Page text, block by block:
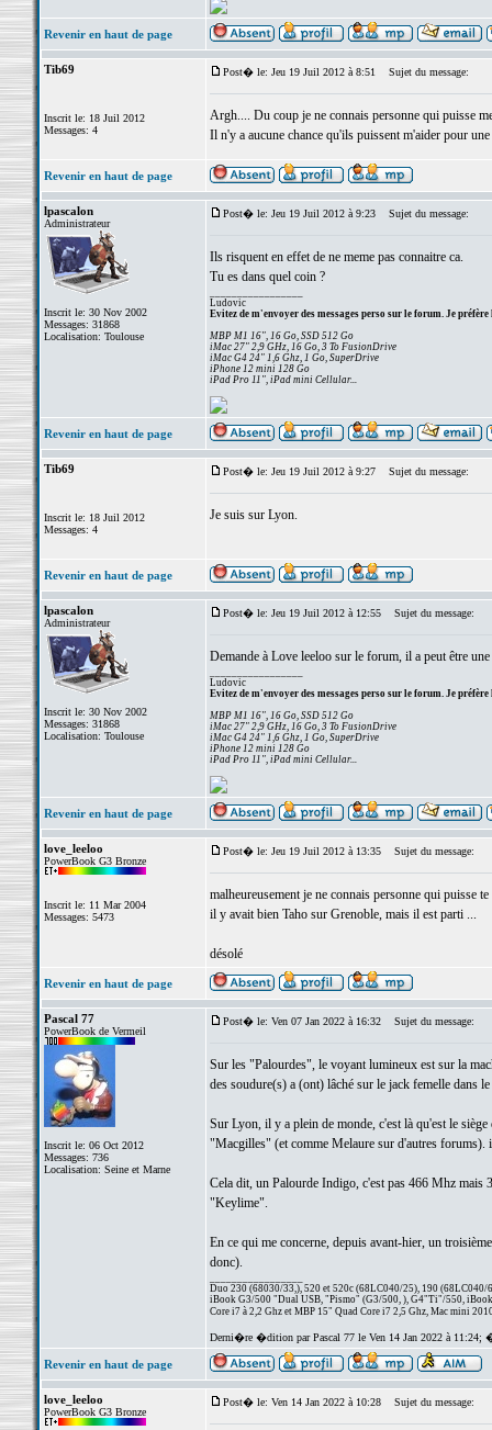
Revenir en haut de page
Tib69
Inscrit le: 18 Juil 2012
Messages: 4
Post� le: Jeu 19 Juil 2012 à 8:51 Sujet du message:
Argh.... Du coup je ne connais personne qui puisse
Il n'y a aucune chance qu'ils puissent m'aider pour
Revenir en haut de page
lpascalon
Administrateur
Inscrit le: 30 Nov 2002
Messages: 31868
Localisation: Toulouse
Post� le: Jeu 19 Juil 2012 à 9:23 Sujet du message:
Ils risquent en effet de ne meme pas connaitre ca.
Tu es dans quel coin ?
Ludovic
Evitez de m'envoyer des messages perso sur le forum. Je préfère
MBP M1 16", 16 Go, SSD 512 Go
iMac 27" 2,9 GHz, 16 Go, 3 To FusionDrive
iMac G4 24" 1,6 Ghz, 1 Go, SuperDrive
iPhone 12 mini 128 Go
iPad Pro 11", iPad mini Cellular...
Revenir en haut de page
Tib69
Inscrit le: 18 Juil 2012
Messages: 4
Post� le: Jeu 19 Juil 2012 à 9:27 Sujet du message:
Je suis sur Lyon.
Revenir en haut de page
lpascalon
Administrateur
Inscrit le: 30 Nov 2002
Messages: 31868
Localisation: Toulouse
Post� le: Jeu 19 Juil 2012 à 12:55 Sujet du message:
Demande à Love leeloo sur le forum, il a peut être une
Ludovic
Evitez de m'envoyer des messages perso sur le forum. Je préfère
MBP M1 16", 16 Go, SSD 512 Go
iMac 27" 2,9 GHz, 16 Go, 3 To FusionDrive
iMac G4 24" 1,6 Ghz, 1 Go, SuperDrive
iPhone 12 mini 128 Go
iPad Pro 11", iPad mini Cellular...
Revenir en haut de page
love_leeloo
PowerBook G3 Bronze
Inscrit le: 11 Mar 2004
Messages: 5473
Post� le: Jeu 19 Juil 2012 à 13:35 Sujet du message:
malheureusement je ne connais personne qui puisse
il y avait bien Taho sur Grenoble, mais il est parti ...
désolé
Revenir en haut de page
Pascal 77
PowerBook de Vermeil
Inscrit le: 06 Oct 2012
Messages: 736
Localisation: Seine et Marne
Post� le: Ven 07 Jan 2022 à 16:32 Sujet du message:
Sur les "Palourdes", le voyant lumineux est sur la
des soudure(s) a (ont) lâché sur le jack femelle dans
Sur Lyon, il y a plein de monde, c'est là qu'est le
"Macgilles" (et comme Melaure sur d'autres forums).
Cela dit, un Palourde Indigo, c'est pas 466 Mhz mais
"Keylime".
En ce qui me concerne, depuis avant-hier, un
donc).
Duo 230 (68030/33,), 520 et 520c (68LC040/25), 190 (68LC040/
iBook G3/500 "Dual USB, "Pismo" (G3/500, ), G4"Ti"/550,
Core i7 à 2,2 Ghz et MBP 15" Quad Core i7 2,5 Ghz, Mac mini
Derni�re �dition par Pascal 77 le Ven 14 Jan 2022 à
Revenir en haut de page
love_leeloo
PowerBook G3 Bronze
Post� le: Ven 14 Jan 2022 à 10:28 Sujet du message: